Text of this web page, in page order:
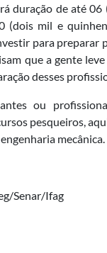
duração de até
(dois mil e
para preparar
que a gente
desses
ou
pesqueiros,
mecânica.
Senar/Ifag